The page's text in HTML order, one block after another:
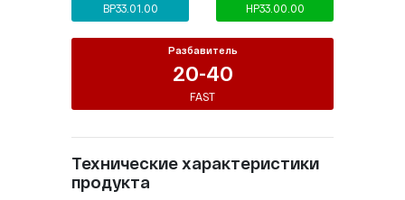
BP33.01.00 HP33.00.00
Разбавитель
20-40
FAST
Технические характеристики
продукта